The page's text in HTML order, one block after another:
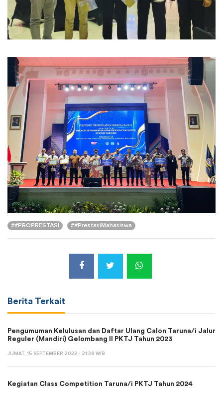
##PROPRESTASI ##PrestasiMahasiswa
Berita Terkait
Pengumuman Kelulusan dan Daftar Ulang Calon Taruna/i Jalur
Reguler (Mandiri) Gelombang II PKTJ Tahun 2023
JUMAT, 15 SEPTEMBER 2023 - 21:38 WIB
Kegiatan Class Competition Taruna/i PKTJ Tahun 2024